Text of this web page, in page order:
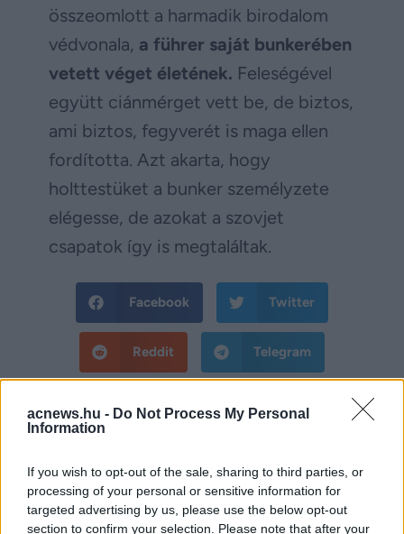
acnews.hu - Do Not Process My Personal
Information
If you wish to opt-out of the sale, sharing to third parties, or
processing of your personal or sensitive information for
targeted advertising by us, please use the below opt-out
section to confirm your selection. Please note that after your
összeomlott a harmadik birodalom
védvonala, a führer saját bunkerében
vetett véget életének. Feleségével
együtt ciánmérget vett be, de biztos,
ami biztos, fegyverét is maga ellen
fordította. Azt akarta, hogy
holttestüket a bunker személyzete
elégesse, de azokat a szovjet
csapatok így is megtaláltak.
Facebook Twitter
Reddit Telegram
Hirdetés